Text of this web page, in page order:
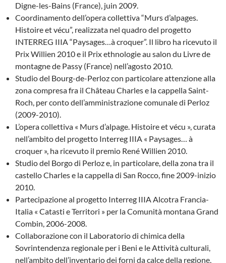
Digne-les-Bains (France), juin 2009.
Coordinamento dell’opera collettiva “Murs d’alpages.
Histoire et vécu”, realizzata nel quadro del progetto
INTERREG IIIA “Paysages…à croquer”. Il libro ha ricevuto il
Prix Willien 2010 e il Prix ethnologie au salon du Livre de
montagne de Passy (France) nell’agosto 2010.
Studio del Bourg-de-Perloz con particolare attenzione alla
zona compresa fra il Château Charles e la cappella Saint-
Roch, per conto dell’amministrazione comunale di Perloz
(2009-2010).
L’opera collettiva « Murs d’alpage. Histoire et vécu », curata
nell’ambito del progetto Interreg IIIA « Paysages… à
croquer », ha ricevuto il premio René Willien 2010.
Studio del Borgo di Perloz e, in particolare, della zona tra il
castello Charles e la cappella di San Rocco, fine 2009-inizio
2010.
Partecipazione al progetto Interreg IIIA Alcotra Francia-
Italia « Catasti e Territori » per la Comunità montana Grand
Combin, 2006-2008.
Collaborazione con il Laboratorio di chimica della
Sovrintendenza regionale per i Beni e le Attività culturali,
nell’ambito dell’inventario dei forni da calce della regione,